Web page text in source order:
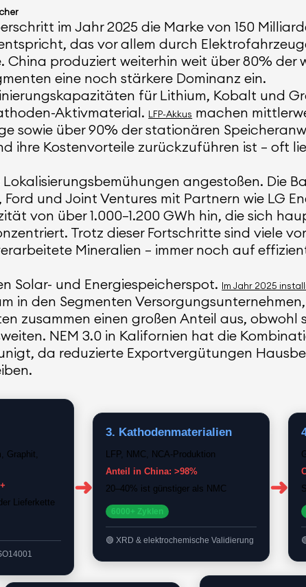
im Jahr 2025 die Marke von 150
das vor allem durch
China produziert weiterhin weit über 80% der
eine noch stärkere Dominanz ein.
für Lithium, Kobalt und
Aktivmaterial. LFP-Akkus machen
sowie über 90% der stationären
ihre Kostenvorteile zurückzuführen ist – oft
angestoßen. Die
und Joint Ventures mit Partnern wie LG
von über 1.000–1.200 GWh hin, die sich
Trotz dieser Fortschritte sind viele
Mineralien – immer noch auf
Solar- und Energiespeicherspot. Im Jahr 2025
in den Segmenten
zusammen einen großen Anteil aus,
NEM 3.0 in Kalifornien hat die
da reduzierte Exportvergütungen
Graphit,
Lieferkette
➜
3. Kathodenmaterialien
LFP, NMC, NCA-Produktion
Anteil in China: >98%
20–40% ist günstiger als NMC
6000+ Zyklen
XRD & elektrochemische Validierung
➜